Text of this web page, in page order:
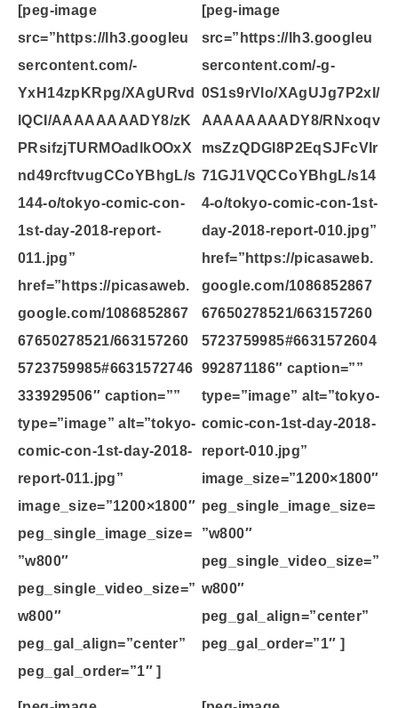
[peg-image
src=”https://lh3.googleu
sercontent.com/-
YxH14zpKRpg/XAgURvd
lQCI/AAAAAAAADY8/zK
PRsifzjTURMOadlkOOxX
nd49rcftvugCCoYBhgL/s
144-o/tokyo-comic-con-
1st-day-2018-report-
011.jpg”
href=”https://picasaweb.
google.com/1086852867
67650278521/663157260
5723759985#6631572746
333929506″ caption=””
type=”image” alt=”tokyo-
comic-con-1st-day-2018-
report-011.jpg”
image_size=”1200×1800″
peg_single_image_size=
”w800″
peg_single_video_size=”
w800″
peg_gal_align=”center”
peg_gal_order=”1″ ]
[peg-image
src=”https://lh3.googleu
sercontent.com/-g-
0S1s9rVlo/XAgUJg7P2xI/
AAAAAAAADY8/RNxoqv
msZzQDGI8P2EqSJFcVIr
71GJ1VQCCoYBhgL/s14
4-o/tokyo-comic-con-1st-
day-2018-report-010.jpg”
href=”https://picasaweb.
google.com/1086852867
67650278521/663157260
5723759985#6631572604
992871186″ caption=””
type=”image” alt=”tokyo-
comic-con-1st-day-2018-
report-010.jpg”
image_size=”1200×1800″
peg_single_image_size=
”w800″
peg_single_video_size=”
w800″
peg_gal_align=”center”
peg_gal_order=”1″ ]